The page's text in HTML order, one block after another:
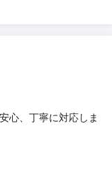
心、丁寧に対応しま